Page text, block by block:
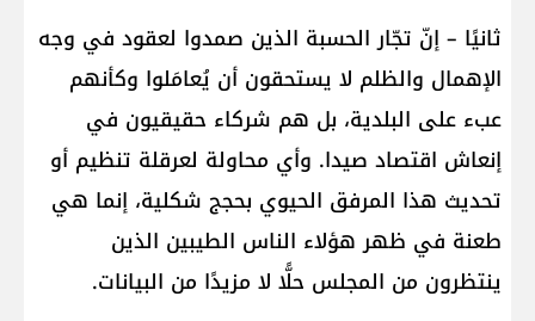
ثانيًا – إنّ تجّار الحسبة الذين صمدوا لعقود في وجه
الإهمال والظلم لا يستحقون أن يُعامَلوا وكأنهم
عبء على البلدية، بل هم شركاء حقيقيون في
إنعاش اقتصاد صيدا. وأي محاولة لعرقلة تنظيم أو
تحديث هذا المرفق الحيوي بحجج شكلية، إنما هي
طعنة في ظهر هؤلاء الناس الطيبين الذين
ينتظرون من المجلس حلًّا لا مزيدًا من البيانات.